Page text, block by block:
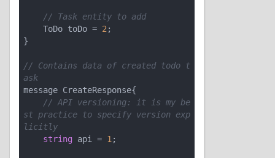
// Task entity to add
    ToDo toDo =
2;
}
// Contains data of created todo t
ask
message CreateResponse{
// API versioning: it is my be
st practice to specify version exp
licitly
string api = 1;